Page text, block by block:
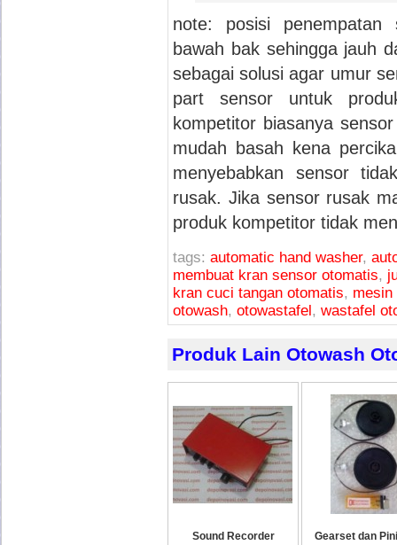
note: posisi
bawah bak sehingga jauh
sebagai solusi agar umur
part sensor untuk
kompetitor biasanya
mudah basah kena
menyebabkan sensor
rusak. Jika sensor rusak
produk kompetitor tidak
tags: automatic hand washer,
membuat kran sensor otomatis,
kran cuci tangan otomatis, mesin
otowash, otowastafel, wastafel
Produk Lain Otowash
Sound Recorder
Gearset dan